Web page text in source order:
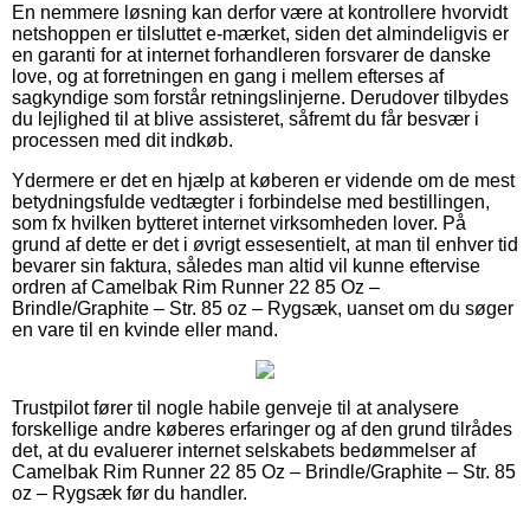
En nemmere løsning kan derfor være at kontrollere hvorvidt
netshoppen er tilsluttet e-mærket, siden det almindeligvis er
en garanti for at internet forhandleren forsvarer de danske
love, og at forretningen en gang i mellem efterses af
sagkyndige som forstår retningslinjerne. Derudover tilbydes
du lejlighed til at blive assisteret, såfremt du får besvær i
processen med dit indkøb.
Ydermere er det en hjælp at køberen er vidende om de mest
betydningsfulde vedtægter i forbindelse med bestillingen,
som fx hvilken bytteret internet virksomheden lover. På
grund af dette er det i øvrigt essesentielt, at man til enhver tid
bevarer sin faktura, således man altid vil kunne eftervise
ordren af Camelbak Rim Runner 22 85 Oz –
Brindle/Graphite – Str. 85 oz – Rygsæk, uanset om du søger
en vare til en kvinde eller mand.
Trustpilot fører til nogle habile genveje til at analysere
forskellige andre køberes erfaringer og af den grund tilrådes
det, at du evaluerer internet selskabets bedømmelser af
Camelbak Rim Runner 22 85 Oz – Brindle/Graphite – Str. 85
oz – Rygsæk før du handler.